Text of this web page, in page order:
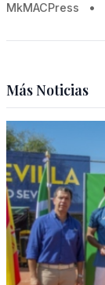
MkMACPress •
Más Noticias